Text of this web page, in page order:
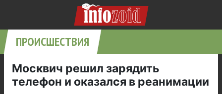
ПРОИСШЕСТВИЯ
Москвич решил зарядить
телефон и оказался в реанимации